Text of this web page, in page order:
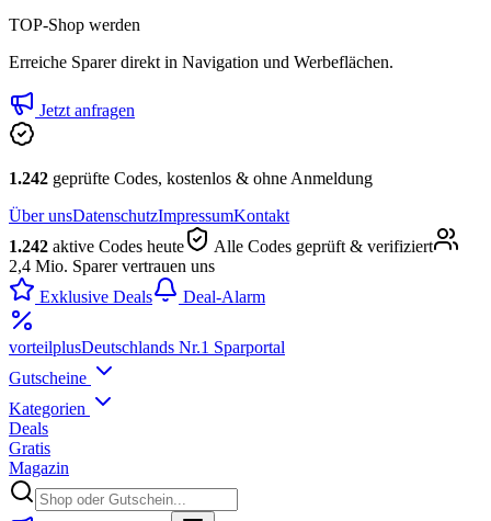
TOP-Shop werden
Erreiche Sparer direkt in Navigation und Werbeflächen.
Jetzt anfragen
1.242 geprüfte Codes, kostenlos & ohne Anmeldung
Über unsDatenschutzImpressumKontakt
1.242 aktive Codes heute
Alle Codes geprüft & verifiziert
2,4 Mio. Sparer vertrauen uns
Exklusive Deals
Deal-Alarm
vorteilplusDeutschlands Nr.1 Sparportal
Gutscheine
Kategorien
Deals
Gratis
Magazin